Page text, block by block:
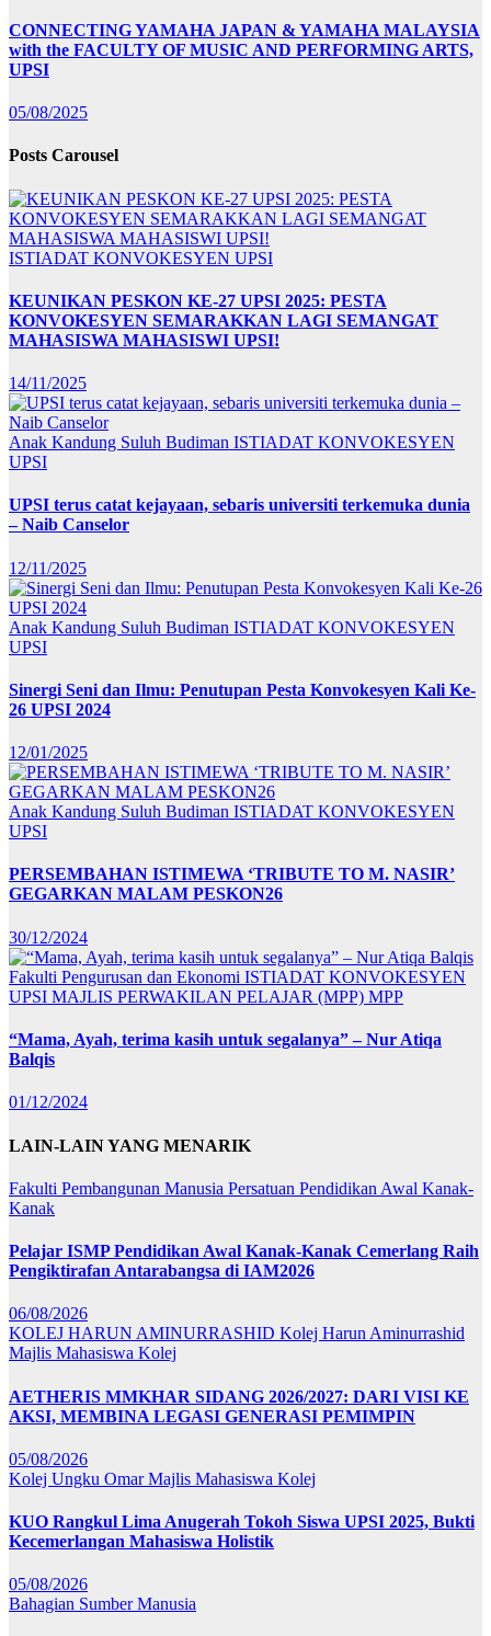
CONNECTING YAMAHA JAPAN & YAMAHA MALAYSIA
with the FACULTY OF MUSIC AND PERFORMING ARTS,
UPSI
05/08/2025
Posts Carousel
ISTIADAT KONVOKESYEN UPSI
KEUNIKAN PESKON KE-27 UPSI 2025: PESTA
KONVOKESYEN SEMARAKKAN LAGI SEMANGAT
MAHASISWA MAHASISWI UPSI!
14/11/2025
Anak Kandung Suluh Budiman ISTIADAT KONVOKESYEN
UPSI
UPSI terus catat kejayaan, sebaris universiti terkemuka dunia
– Naib Canselor
12/11/2025
Anak Kandung Suluh Budiman ISTIADAT KONVOKESYEN
UPSI
Sinergi Seni dan Ilmu: Penutupan Pesta Konvokesyen Kali Ke-
26 UPSI 2024
12/01/2025
Anak Kandung Suluh Budiman ISTIADAT KONVOKESYEN
UPSI
PERSEMBAHAN ISTIMEWA ‘TRIBUTE TO M. NASIR’
GEGARKAN MALAM PESKON26
30/12/2024
Fakulti Pengurusan dan Ekonomi ISTIADAT KONVOKESYEN
UPSI MAJLIS PERWAKILAN PELAJAR (MPP) MPP
“Mama, Ayah, terima kasih untuk segalanya” – Nur Atiqa
Balqis
01/12/2024
LAIN-LAIN YANG MENARIK
Fakulti Pembangunan Manusia Persatuan Pendidikan Awal Kanak-
Kanak
Pelajar ISMP Pendidikan Awal Kanak-Kanak Cemerlang Raih
Pengiktirafan Antarabangsa di IAM2026
06/08/2026
KOLEJ HARUN AMINURRASHID Kolej Harun Aminurrashid
Majlis Mahasiswa Kolej
AETHERIS MMKHAR SIDANG 2026/2027: DARI VISI KE
AKSI, MEMBINA LEGASI GENERASI PEMIMPIN
05/08/2026
Kolej Ungku OmarMajlis Mahasiswa Kolej
KUO Rangkul Lima Anugerah Tokoh Siswa UPSI 2025, Bukti
Kecemerlangan Mahasiswa Holistik
05/08/2026
Bahagian Sumber Manusia